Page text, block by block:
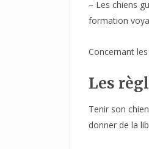
– Les chiens
formation
Concernant
Les
Tenir son
donner de la